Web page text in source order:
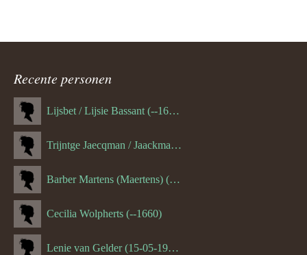
Recente personen
Lijsbet / Lijsie Bassant (--1687)
Trijntge Jaecqman / Jaackman (--1651)
Barber Martens (Maertens) (--1658)
Cecilia Wolpherts (--1660)
Lenie van Gelder (15-05-1970)